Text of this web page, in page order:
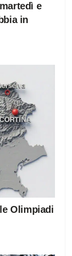
e
in
Olimpiadi